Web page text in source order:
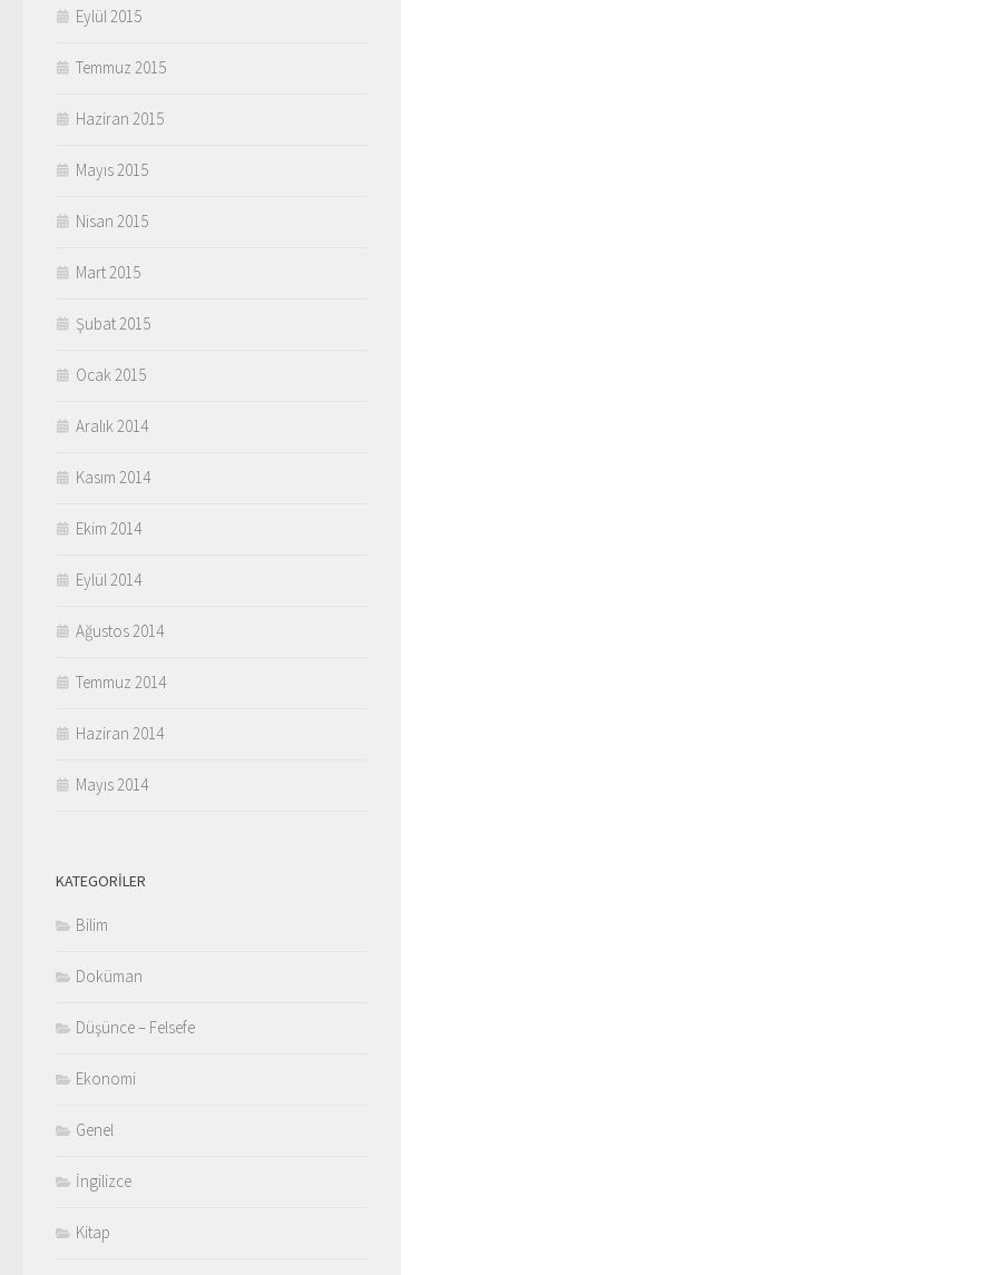
Eylül 2015
Temmuz 2015
Haziran 2015
Mayıs 2015
Nisan 2015
Mart 2015
Şubat 2015
Ocak 2015
Aralık 2014
Kasım 2014
Ekim 2014
Eylül 2014
Ağustos 2014
Temmuz 2014
Haziran 2014
Mayıs 2014
KATEGORILER
Bilim
Doküman
Düşünce – Felsefe
Ekonomi
Genel
İngilizce
Kitap